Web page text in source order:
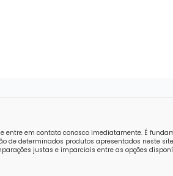
em contato conosco imediatamente. É
de determinados produtos apresentados neste
justas e imparciais entre as opções